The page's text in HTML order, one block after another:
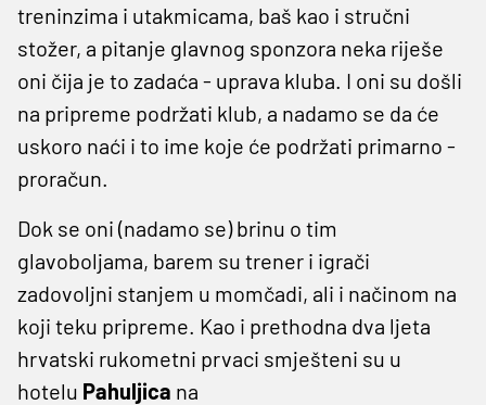
treninzima i utakmicama, baš kao i stručni
stožer, a pitanje glavnog sponzora neka riješe
oni čija je to zadaća - uprava kluba. I oni su došli
na pripreme podržati klub, a nadamo se da će
uskoro naći i to ime koje će podržati primarno -
proračun.
Dok se oni (nadamo se) brinu o tim
glavoboljama, barem su trener i igrači
zadovoljni stanjem u momčadi, ali i načinom na
koji teku pripreme. Kao i prethodna dva ljeta
hrvatski rukometni prvaci smješteni su u
hotelu Pahuljica na